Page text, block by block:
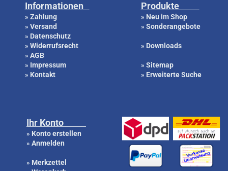
Informationen
» Zahlung
» Versand
» Datenschutz
» Widerrufsrecht
» AGB
» Impressum
» Kontakt
Produkte
» Neu im Shop
» Sonderangebote
» Downloads
» Sitemap
» Erweiterte Suche
Ihr Konto
» Konto erstellen
» Anmelden
» Merkzettel